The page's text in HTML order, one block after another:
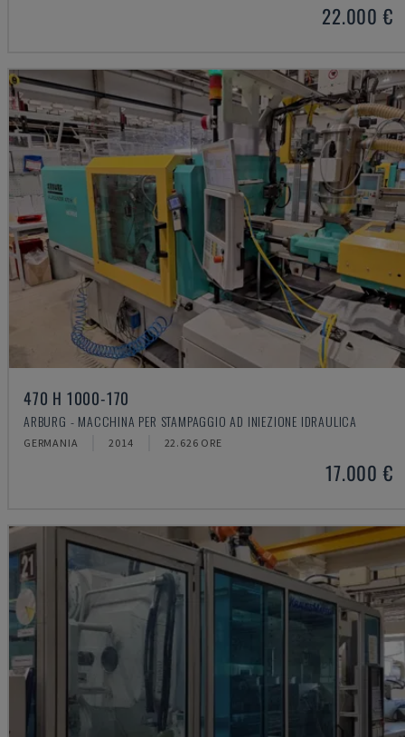
22.000 €
470 H 1000-170
ARBURG - MACCHINA PER STAMPAGGIO AD INIEZIONE IDRAULICA
GERMANIA 2014 22.626 ORE
17.000 €